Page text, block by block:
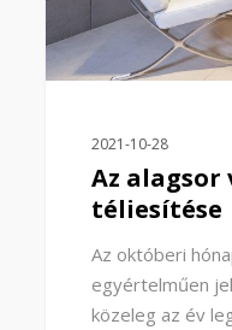
2021-10-28
Az alagsor
téliesítése
Az októberi
egyértelműen
közeleg az év